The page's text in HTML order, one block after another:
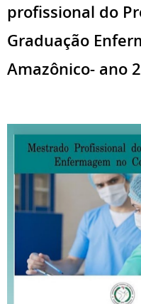
profissional do
Graduação
Amazônico- ano